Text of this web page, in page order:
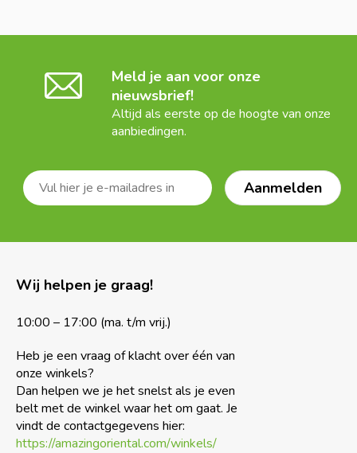
Meld je aan voor onze
nieuwsbrief!
Altijd als eerste op de hoogte van onze
aanbiedingen.
Wij helpen je graag!
10:00 – 17:00 (ma. t/m vrij.)
Heb je een vraag of klacht over één van
onze winkels?
Dan helpen we je het snelst als je even
belt met de winkel waar het om gaat. Je
vindt de contactgegevens hier:
https://amazingoriental.com/winkels/